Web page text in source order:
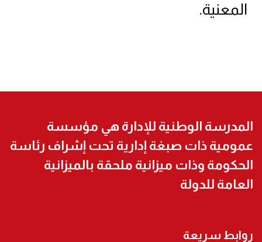
المعنية.
المدرسة الوطنية للإدارة هي مؤسسة
عمومية ذات صبغة إدارية تحت إشراف رئاسة
الحكومة وذات ميزانية ملحقة بالميزانية
العامة للدولة
روابط سريعة